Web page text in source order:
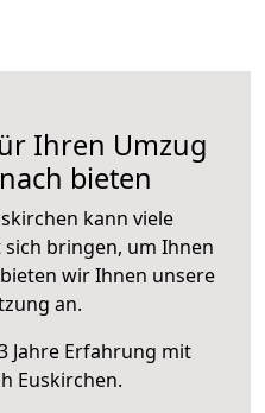
Ihren Umzug
bieten
kann viele
bringen, um Ihnen
wir Ihnen unsere
an.
Jahre Erfahrung mit
Euskirchen.